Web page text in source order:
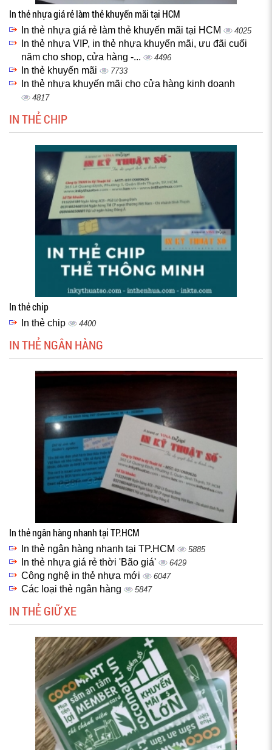
In thẻ nhựa giá rẻ làm thẻ khuyến mãi tại HCM
In thẻ nhựa giá rẻ làm thẻ khuyến mãi tại HCM 4025
In thẻ nhựa VIP, in thẻ nhựa khuyến mãi, ưu đãi cuối
năm cho shop, cửa hàng -...
4496
In thẻ khuyến mãi 7733
In thẻ nhựa khuyến mãi cho cửa hàng kinh doanh
4817
IN THẺ CHIP
In thẻ chip
In thẻ chip 4400
IN THẺ NGÂN HÀNG
In thẻ ngân hàng nhanh tại TP.HCM
In thẻ ngân hàng nhanh tại TP.HCM 5885
In thẻ nhựa giá rẻ thời 'Bão giá' 6429
Công nghệ in thẻ nhựa mới 6047
Các loại thẻ ngân hàng 5847
IN THẺ GIỮ XE